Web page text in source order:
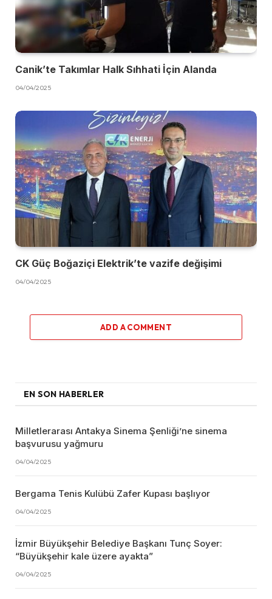
Canik’te Takımlar Halk Sıhhati İçin Alanda
04/04/2025
CK Güç Boğaziçi Elektrik’te vazife değişimi
04/04/2025
ADD A COMMENT
EN SON HABERLER
Milletlerarası Antakya Sinema Şenliği’ne sinema
başvurusu yağmuru
04/04/2025
Bergama Tenis Kulübü Zafer Kupası başlıyor
04/04/2025
İzmir Büyükşehir Belediye Başkanı Tunç Soyer:
“Büyükşehir kale üzere ayakta”
04/04/2025